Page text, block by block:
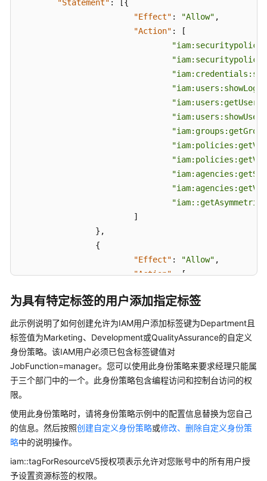
"Statement" :
{
"Effect" : "Allow" ,
"Action" :
[
"iam:policies:getV5"
"iam:agencies:getV5"
]
} ,
{
"Effect" : "Allow" ,
"Action": [
]
:
]
]
}
为具有特定标签的用户添加指定标签
此示例说明了如何创建允许为IAM用户添加标签键为Department且
标签值为Marketing、Development或QualityAssurance的自定义
身份策略。该IAM用户必须已包含标签键值对
JobFunction=manager。您可以使用此身份策略来要求经理只能属
于三个部门中的一个。此身份策略包含编程访问和控制台访问的权
限。
使用此身份策略时，请将身份策略示例中的配置信息替换为您自己
的信息。然后按照创建自定义身份策略或修改、删除自定义身份策
略中的说明操作。
iam::tagForResourceV5授权项表示允许对您账号中的所有用户授
予设置资源标签的权限。